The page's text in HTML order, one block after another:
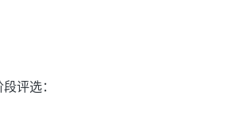
评选：